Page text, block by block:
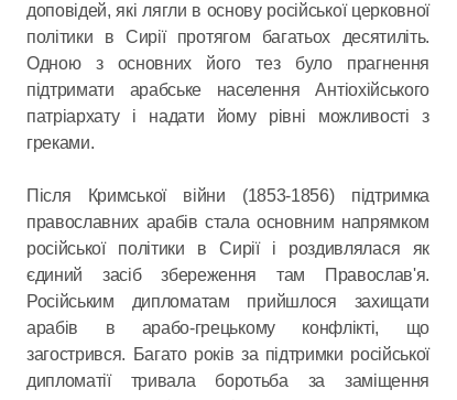
доповідей, які лягли в основу російської церковної
політики в Сирії протягом багатьох десятиліть.
Одною з основних його тез було прагнення
підтримати арабське населення Антіохійського
патріархату і надати йому рівні можливості з
греками.
Після Кримської війни (1853-1856) підтримка
православних арабів стала основним напрямком
російської політики в Сирії і роздивлялася як
єдиний засіб збереження там Православ'я.
Російським дипломатам прийшлося захищати
арабів в арабо-грецькому конфлікті, що
загострився. Багато років за підтримки російської
дипломатії тривала боротьба за заміщення